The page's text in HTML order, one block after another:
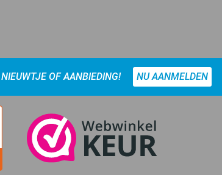
OF AANBIEDING! NU AANMELDEN